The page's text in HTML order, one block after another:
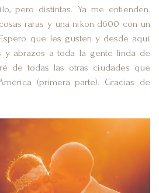
pero distintas. Ya me entienden.
raras y una nikon d600 con un
que les gusten y desde aquí
y abrazos a toda la gente linda de
de todas las otras ciudades que
(primera parte). Gracias de